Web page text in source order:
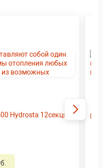
Hydrosta 12секций